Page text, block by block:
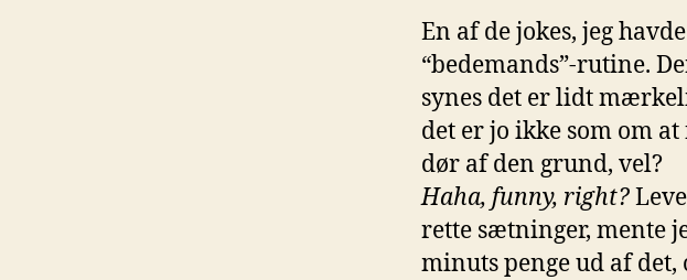
En af de jokes, jeg
“bedemands”-rutine.
synes det er lidt
det er jo ikke som om
dør af den grund, vel?
Haha, funny, right?
rette sætninger, mente
minuts penge ud af